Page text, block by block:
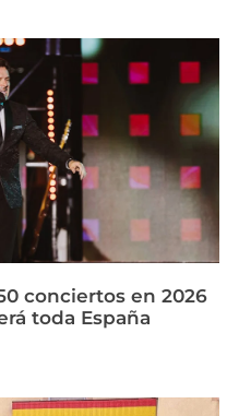
conciertos en 2026
toda España